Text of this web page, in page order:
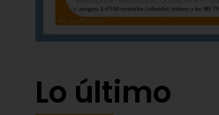
Lo último